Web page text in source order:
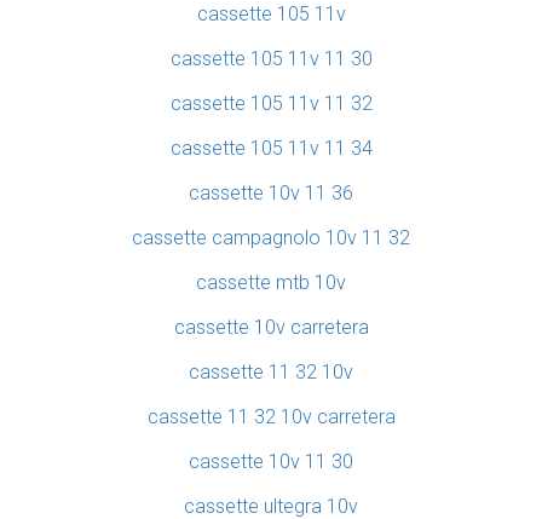
cassette 105 11v
cassette 105 11v 11 30
cassette 105 11v 11 32
cassette 105 11v 11 34
cassette 10v 11 36
cassette campagnolo 10v 11 32
cassette mtb 10v
cassette 10v carretera
cassette 11 32 10v
cassette 11 32 10v carretera
cassette 10v 11 30
cassette ultegra 10v